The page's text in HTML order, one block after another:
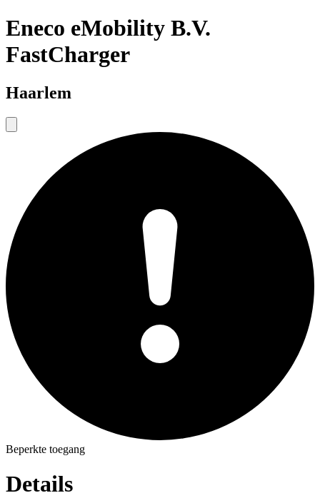
Eneco eMobility B.V.
FastCharger
Haarlem
Beperkte toegang
Details